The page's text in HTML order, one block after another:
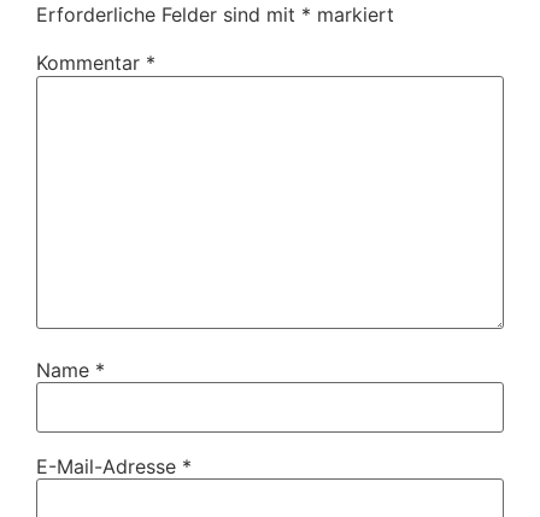
Erforderliche Felder sind mit * markiert
Kommentar *
Name *
E-Mail-Adresse *